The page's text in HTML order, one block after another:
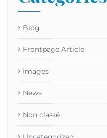
Blog
Frontpage Article
Images
News
Non classé